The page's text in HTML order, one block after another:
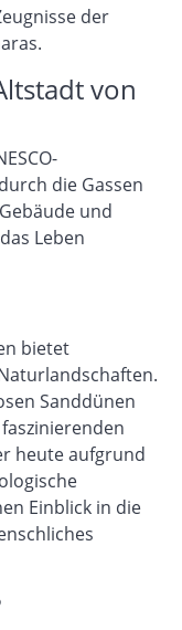
der
von
die Gassen
und
Leben
bietet
Sanddünen
heute aufgrund
Einblick in die